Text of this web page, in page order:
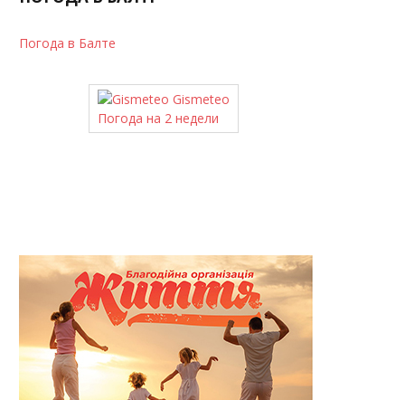
Погода в Балте
Gismeteo
Погода на 2 недели